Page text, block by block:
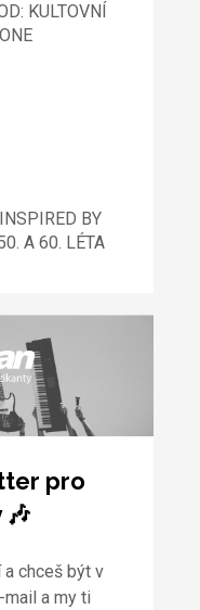
KULTOVNÍ
BY
A 60. LÉTA
pro
a chceš být v
a my ti